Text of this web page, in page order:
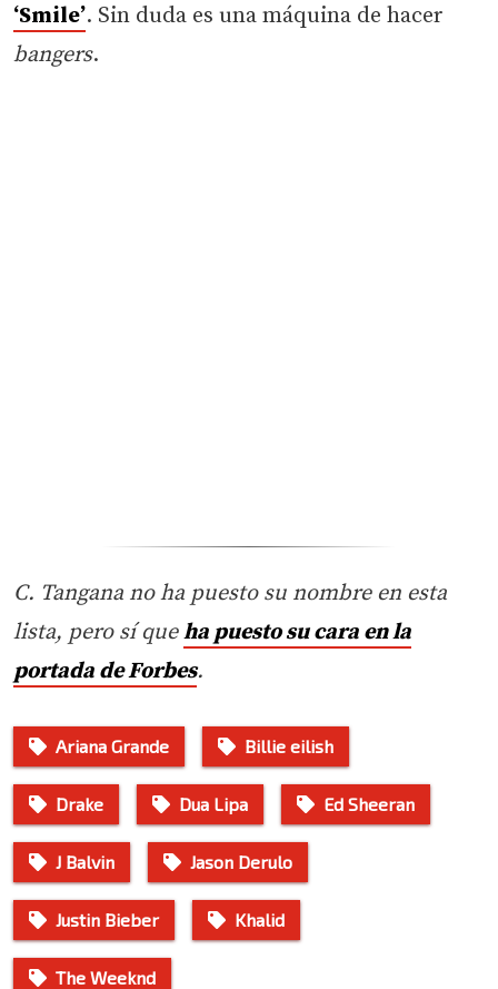
‘Smile’. Sin duda es una máquina de hacer
bangers.
C. Tangana no ha puesto su nombre en esta
lista, pero sí queha puesto su cara en la
portada de Forbes.
Ariana Grande Billie eilish
Drake Dua Lipa Ed Sheeran
J Balvin Jason Derulo
Justin Bieber Khalid
The Weeknd